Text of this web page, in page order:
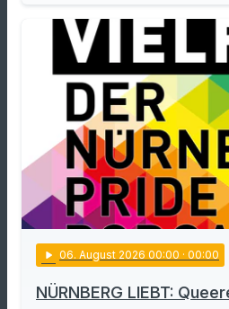
play_arrow 06. August 2026 00:00 · 00:00
NÜRNBERG LIEBT: